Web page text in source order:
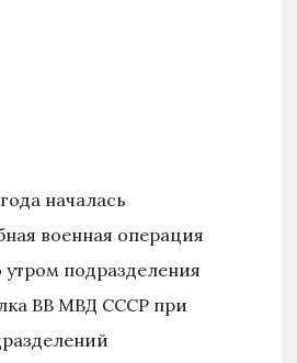
началась
военная операция
утром подразделения
ВВ МВД СССР при